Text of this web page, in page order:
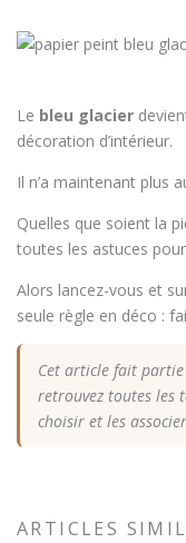
Le bleu glacier
décoration d’intérieur.
Il n’a maintenant plus
Quelles que soient la
toutes les astuces
Alors lancez-vous et
seule règle en déco :
Cet article fait
retrouvez toutes les
choisir et les
ARTICLES